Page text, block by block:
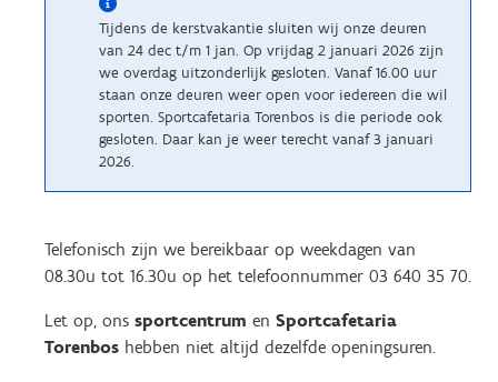
Tijdens de kerstvakantie sluiten wij onze deuren
van 24 dec t/m 1 jan. Op vrijdag 2 januari 2026 zijn
we overdag uitzonderlijk gesloten. Vanaf 16.00 uur
staan onze deuren weer open voor iedereen die wil
sporten. Sportcafetaria Torenbos is die periode ook
gesloten. Daar kan je weer terecht vanaf 3 januari
2026.
Telefonisch zijn we bereikbaar op weekdagen van
08.30u tot 16.30u op het telefoonnummer 03 640 35 70.
Let op, ons sportcentrum en Sportcafetaria
Torenbos hebben niet altijd dezelfde openingsuren.